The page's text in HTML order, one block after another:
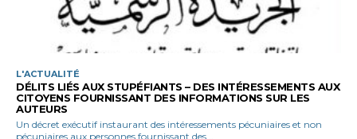
L'ACTUALITÉ
DÉLITS LIÉS AUX STUPÉFIANTS – DES INTÉRESSEMENTS AUX
CITOYENS FOURNISSANT DES INFORMATIONS SUR LES
AUTEURS
Un décret exécutif instaurant des intéressements pécuniaires et non
pécuniaires aux personnes fournissant des...